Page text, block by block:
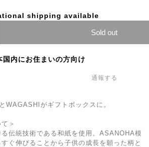
shipping available
Sold out
国内にお住まいの方向け
通報する
WAGASHIがギフトボックスに。
＞
伝統技術である和紙を使用。ASANOHA模
ぐ伸びることから子供の成長を願った柄と